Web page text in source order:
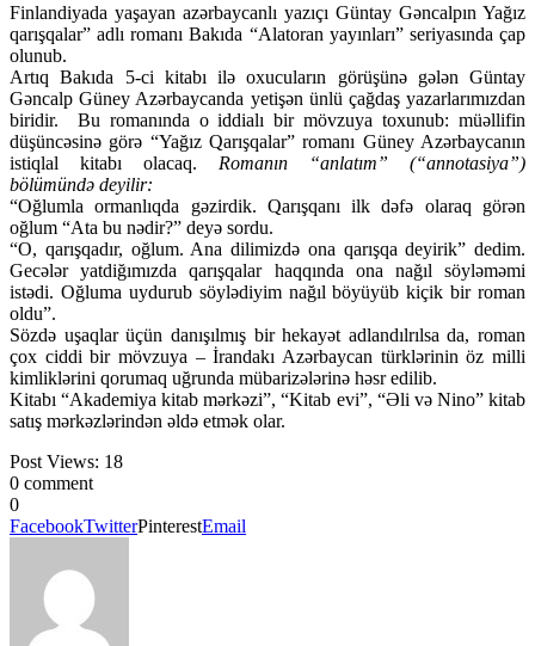
Finlandiyada yaşayan azərbaycanlı yazıçı Güntay Gəncalpın Yağız
qarışqalar” adlı romanı Bakıda “Alatoran yayınları” seriyasında çap
olunub.
Artıq Bakıda 5-ci kitabı ilə oxucuların görüşünə gələn Güntay
Gəncalp Güney Azərbaycanda yetişən ünlü çağdaş yazarlarımızdan
biridir. Bu romanında o iddialı bir mövzuya toxunub: müəllifin
düşüncəsinə görə “Yağız Qarışqalar” romanı Güney Azərbaycanın
istiqlal kitabı olacaq. Romanın “anlatım” (“annotasiya”)
bölümündə deyilir:
“Oğlumla ormanlıqda gəzirdik. Qarışqanı ilk dəfə olaraq görən
oğlum “Ata bu nədir?” deyə sordu.
“O, qarışqadır, oğlum. Ana dilimizdə ona qarışqa deyirik” dedim.
Gecələr yatdiğımızda qarışqalar haqqında ona nağıl söyləməmi
istədi. Oğluma uydurub söylədiyim nağıl böyüyüb kiçik bir roman
oldu”.
Sözdə uşaqlar üçün danışılmış bir hekayət adlandılrılsa da, roman
çox ciddi bir mövzuya – İrandakı Azərbaycan türklərinin öz milli
kimliklərini qorumaq uğrunda mübarizələrinə həsr edilib.
Kitabı “Akademiya kitab mərkəzi”, “Kitab evi”, “Əli və Nino” kitab
satış mərkəzlərindən əldə etmək olar.
Post Views: 18
0 comment
0
FacebookTwitterPinterestEmail